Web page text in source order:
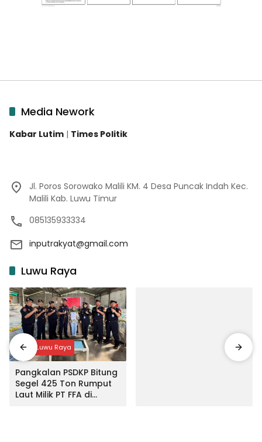
Media Nework
Kabar Lutim | Times Politik
Jl. Poros Sorowako Malili KM. 4 Desa Puncak Indah Kec.
Malili Kab. Luwu Timur
085135933334
inputrakyat@gmail.com
Luwu Raya
Input Luwu Raya
Pangkalan PSDKP Bitung
Segel 425 Ton Rumput
Laut Milik PT FFA di